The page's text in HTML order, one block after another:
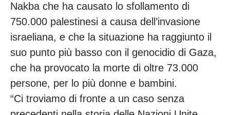
Nakba che ha causato lo sfollamento di
750.000 palestinesi a causa dell’invasione
israeliana, e che la situazione ha raggiunto il
suo punto più basso con il genocidio di Gaza,
che ha provocato la morte di oltre 73.000
persone, per lo più donne e bambini.
“Ci troviamo di fronte a un caso senza